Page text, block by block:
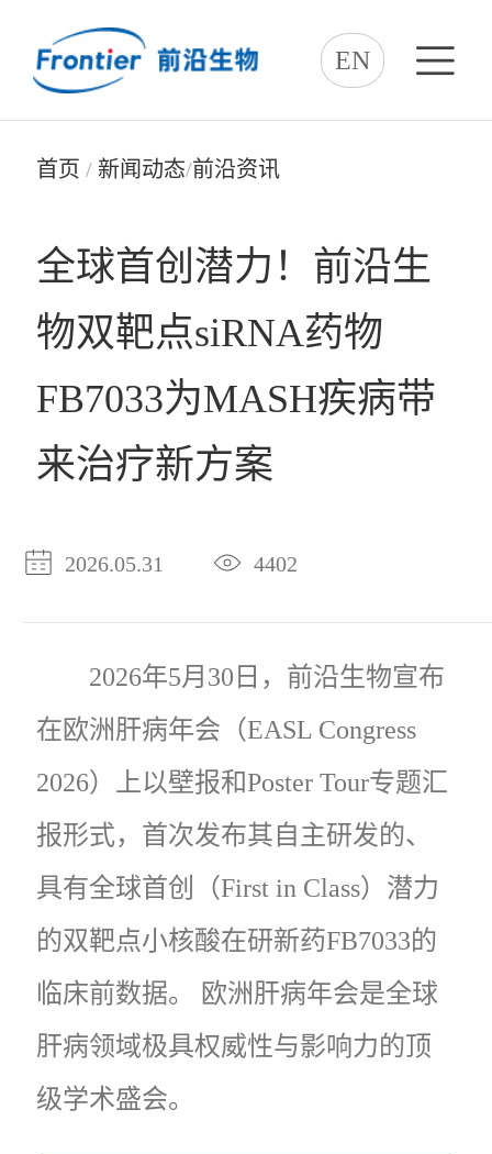
EN
首页 / 新闻动态/前沿资讯
全球首创潜力！前沿生
物双靶点siRNA药物
FB7033为MASH疾病带
来治疗新方案
2026.05.31 4402
2026年5月30日，前沿生物宣布
在欧洲肝病年会（EASL Congress
2026）上以壁报和Poster Tour专题汇
报形式，首次发布其自主研发的、
具有全球首创（First in Class）潜力
的双靶点小核酸在研新药FB7033的
临床前数据。 欧洲肝病年会是全球
肝病领域极具权威性与影响力的顶
级学术盛会。